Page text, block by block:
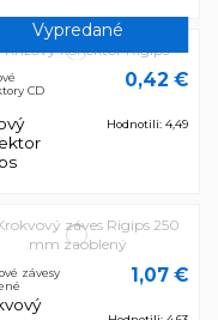
Vypredané
CD
0,42 €
Hodnotili: 4,49
závesy
1,07 €